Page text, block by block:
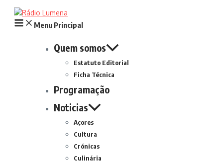
Menu Principal
Quem somos
Estatuto Editorial
Ficha Técnica
Programação
Noticias
Açores
Cultura
Crónicas
Culinária